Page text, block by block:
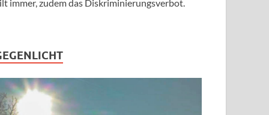
immer, zudem das Diskriminierungsverbot.